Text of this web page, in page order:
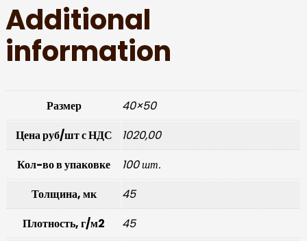
Additional
information
Размер
40×50
Цена руб/шт с НДС
1020,00
Кол-во в упаковке
100 шт.
Толщина, мк
45
Плотность, г/м2
45